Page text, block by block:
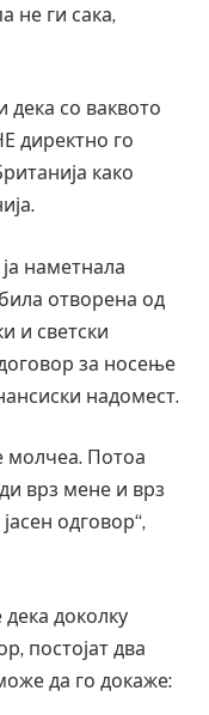
не ги сака,
дека со ваквото
директно го
како
наметнала
отворена од
и светски
за носење
надомест.
молчеа. Потоа
врз мене и врз
одговор“,
доколку
постојат два
да го докаже: